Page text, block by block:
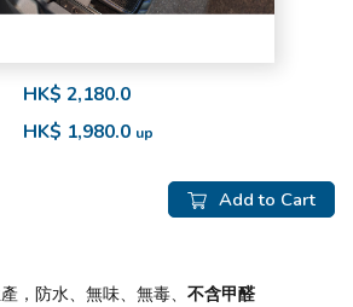
HK$ 2,180.0
HK$ 1,980.0 up
Add to Cart
，防水、無味、無毒、 不含甲醛